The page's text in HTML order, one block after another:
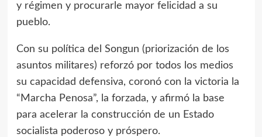
y régimen y procurarle mayor felicidad a su
pueblo.
Con su política del Songun (priorización de los
asuntos militares) reforzó por todos los medios
su capacidad defensiva, coronó con la victoria la
“Marcha Penosa”, la forzada, y afirmó la base
para acelerar la construcción de un Estado
socialista poderoso y próspero.